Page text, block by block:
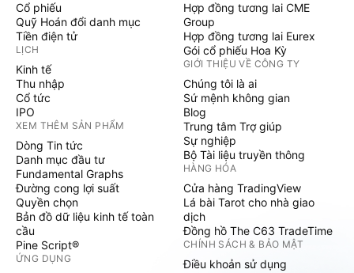
Cổ phiếu
Quỹ Hoán đổi danh mục
Tiền điện tử
LỊCH
Kinh tế
Thu nhập
Cổ tức
IPO
XEM THÊM SẢN PHẨM
Dòng Tin tức
Danh mục đầu tư
Fundamental Graphs
Đường cong lợi suất
Quyền chọn
Bản đồ dữ liệu kinh tế toàn
cầu
Pine Script®
ỨNG DỤNG
Hợp đồng tương lai CME
Group
Hợp đồng tương lai Eurex
Gói cổ phiếu Hoa Kỳ
GIỚI THIỆU VỀ CÔNG TY
Chúng tôi là ai
Sứ mệnh không gian
Blog
Trung tâm Trợ giúp
Sự nghiệp
Bộ Tài liệu truyền thông
HÀNG HÓA
Cửa hàng TradingView
Lá bài Tarot cho nhà giao
dịch
Đồng hồ The C63 TradeTime
CHÍNH SÁCH & BẢO MẬT
Điều khoản sử dụng